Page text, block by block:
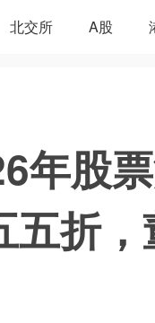
北交所 A股
年股
五折